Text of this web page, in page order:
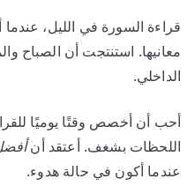
قراءة السورة في الليل،
معانيها. استنتجت أن الصباح
الداخلي.
أحب أن أخصص وقتًا يوميًا
اللحظات بشغف. أعتقد أن
عندما أكون في حالة هدوء.